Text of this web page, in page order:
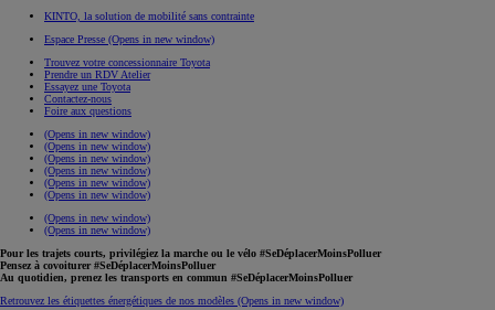
KINTO, la solution de mobilité sans contrainte
Espace Presse (Opens in new window)
Trouvez votre concessionnaire Toyota
Prendre un RDV Atelier
Essayez une Toyota
Contactez-nous
Foire aux questions
(Opens in new window)
(Opens in new window)
(Opens in new window)
(Opens in new window)
(Opens in new window)
(Opens in new window)
(Opens in new window)
(Opens in new window)
Pour les trajets courts, privilégiez la marche ou le vélo #SeDéplacerMoinsPolluer
Pensez à covoiturer #SeDéplacerMoinsPolluer
Au quotidien, prenez les transports en commun #SeDéplacerMoinsPolluer
Retrouvez les étiquettes énergétiques de nos modèles (Opens in new window)